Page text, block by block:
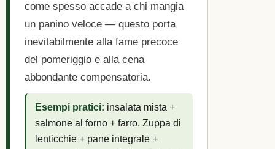
come spesso accade a chi mangia
un panino veloce — questo porta
inevitabilmente alla fame precoce
del pomeriggio e alla cena
abbondante compensatoria.
Esempi pratici: insalata mista +
salmone al forno + farro. Zuppa di
lenticchie + pane integrale +